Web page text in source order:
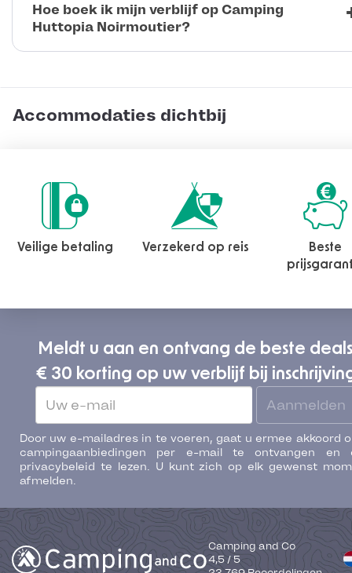
Hoe boek ik mijn verblijf op Camping
Huttopia Noirmoutier?
Accommodaties dichtbij
Veilige betaling Verzekerd op reis
Beste
Meldt u aan en ontvang de beste deals
€ 30 korting op uw verblijf bij
Aanmelden
Door uw e-mailadres in te voeren, gaat u ermee akkoord
campingaanbiedingen per e-mail te ontvangen en
privacybeleid te lezen. U kunt zich op elk gewenst
afmelden.
Camping and Co
4,5/5